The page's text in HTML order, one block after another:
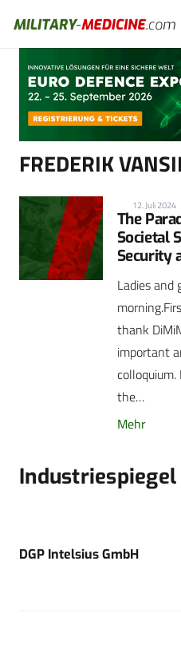
Anzeige
FREDERIK
12. Juli 2024
The
Societal
Security
Ladies and
thank
important
the…
Mehr
Industriespiegel
DGP Intelsius GmbH